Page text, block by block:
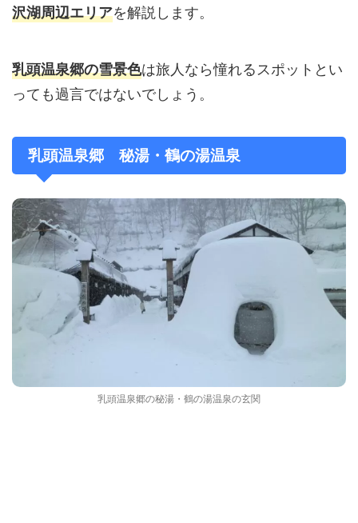
沢湖周辺エリアを解説します。
乳頭温泉郷の雪景色は旅人なら憧れるスポットとい
っても過言ではないでしょう。
乳頭温泉郷 秘湯・鶴の湯温泉
乳頭温泉郷の秘湯・鶴の湯温泉の玄関